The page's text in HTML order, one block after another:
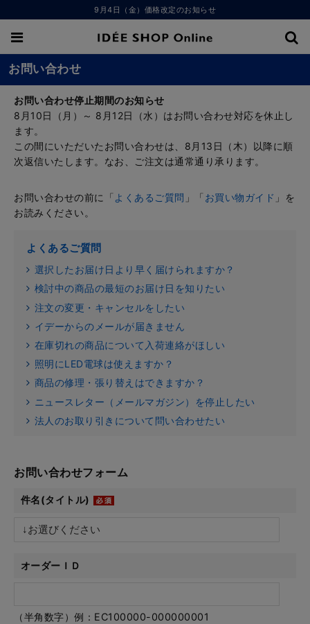
9月4日（金）価格改定のお知らせ
お問い合わせ
お問い合わせ停止期間のお知らせ
8月10日（月）～ 8月12日（水）はお問い合わせ対応を休止し
ます。
この間にいただいたお問い合わせは、8月13日（木）以降に順
次返信いたします。なお、ご注文は通常通り承ります。
お問い合わせの前に「よくあるご質問 」「お買い物ガイド 」を
お読みください。
よくあるご質問
選択したお届け日より早く届けられますか？
検討中の商品の最短のお届け日を知りたい
注文の変更・キャンセルをしたい
イデーからのメールが届きません
在庫切れの商品について入荷連絡がほしい
照明にLED電球は使えますか？
商品の修理・張り替えはできますか？
ニュースレター（メールマガジン）を停止したい
法人のお取り引きについて問い合わせたい
お問い合わせフォーム
件名(タイトル)
オーダーＩＤ
（半角数字）例：EC100000-000000001